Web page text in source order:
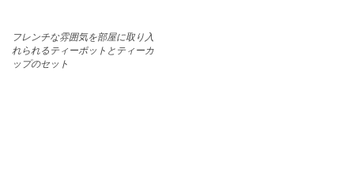
フレンチな雰囲気を部屋に取り入
れられるティーポットとティーカ
ップのセット